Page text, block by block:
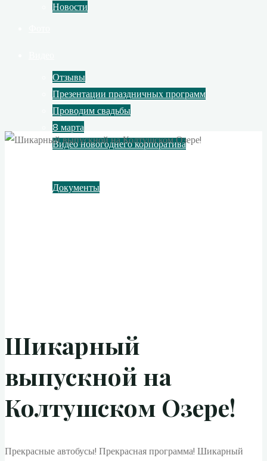
Новости
Отзывы
Презентации праздничных программ
Проводим свадьбы
8 марта
Видео новогоднего корпоратива
Документы
Шикарный
выпускной на
Колтушском Озере!
Прекрасные автобусы! Прекрасная программа! Шикарный